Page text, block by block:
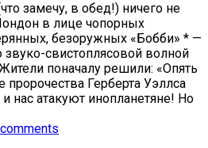
замечу, в обед!) ничего не
в лице чопорных
безоружных «Бобби» * —
свистоплясовой волной
поначалу решили: «Опять
пророчества Герберта Уэллса
нас атакуют инопланетяне! Но